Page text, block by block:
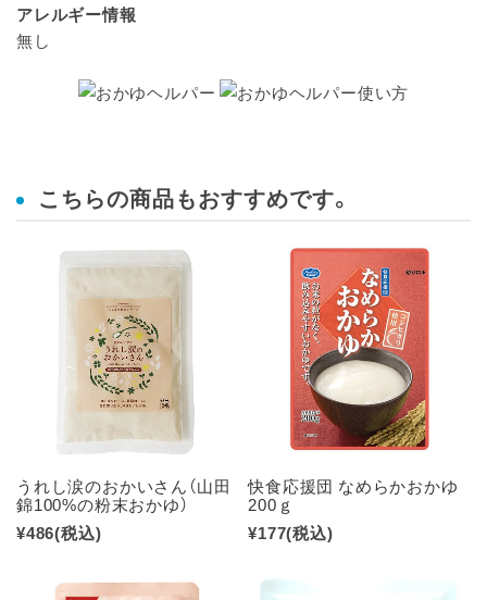
アレルギー情報
無し
こちらの商品もおすすめです。
うれし涙のおかいさん（山田
錦100%の粉末おかゆ）
¥486(税込)
快食応援団 なめらかおかゆ
200ｇ
¥177(税込)